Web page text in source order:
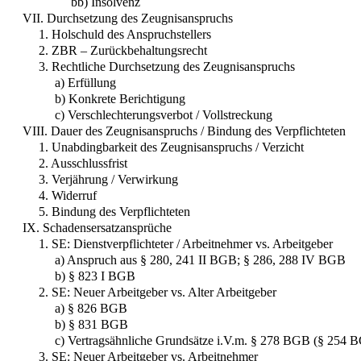
VII. Durchsetzung des Zeugnisanspruchs
1. Holschuld des Anspruchstellers
2. ZBR – Zurückbehaltungsrecht
3. Rechtliche Durchsetzung des Zeugnisanspruchs
a) Erfüllung
b) Konkrete Berichtigung
c) Verschlechterungsverbot / Vollstreckung
VIII. Dauer des Zeugnisanspruchs / Bindung des Verpflichteten
1. Unabdingbarkeit des Zeugnisanspruchs / Verzicht
2. Ausschlussfrist
3. Verjährung / Verwirkung
4. Widerruf
5. Bindung des Verpflichteten
IX. Schadensersatzansprüche
1. SE: Dienstverpflichteter / Arbeitnehmer vs. Arbeitgeber
a) Anspruch aus § 280, 241 II BGB; § 286, 288 IV BGB
b) § 823 I BGB
2. SE: Neuer Arbeitgeber vs. Alter Arbeitgeber
a) § 826 BGB
b) § 831 BGB
c) Vertragsähnliche Grundsätze i.V.m. § 278 BGB (§ 254
3. SE: Neuer Arbeitgeber vs. Arbeitnehmer